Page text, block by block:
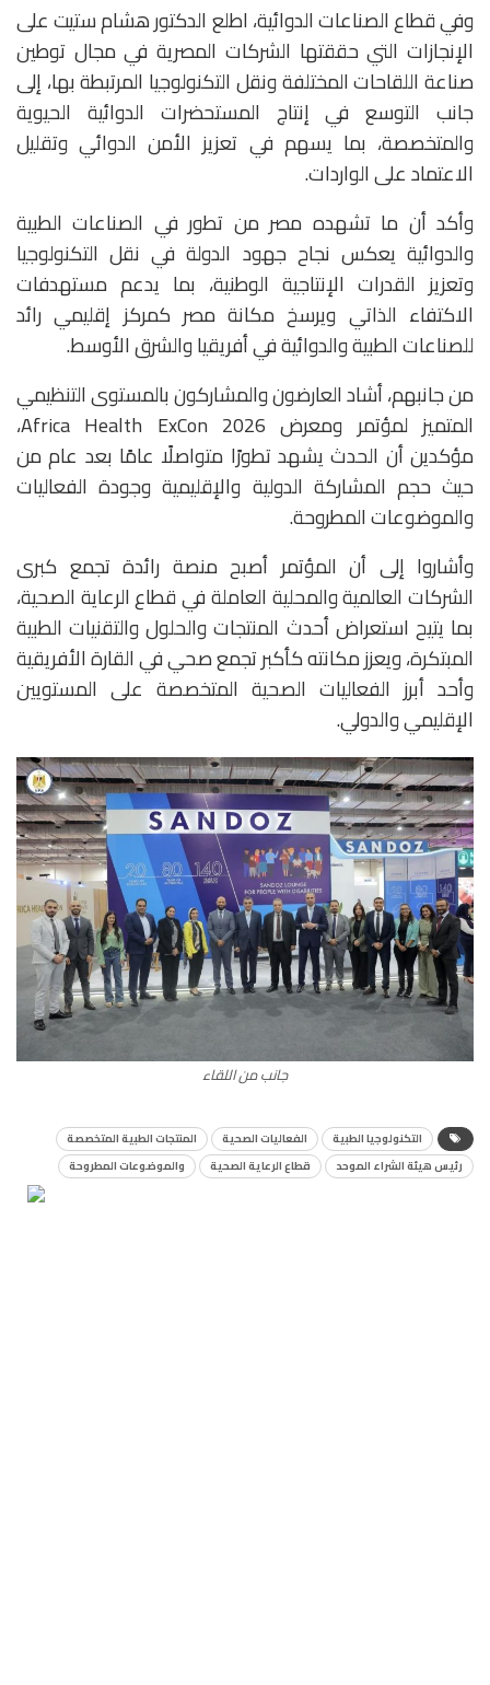
وفي قطاع الصناعات الدوائية، اطلع الدكتور هشام ستيت على
الإنجازات التي حققتها الشركات المصرية في مجال توطين
صناعة اللقاحات المختلفة ونقل التكنولوجيا المرتبطة بها، إلى
جانب التوسع في إنتاج المستحضرات الدوائية الحيوية
والمتخصصة، بما يسهم في تعزيز الأمن الدوائي وتقليل
الاعتماد على الواردات.
وأكد أن ما تشهده مصر من تطور في الصناعات الطبية
والدوائية يعكس نجاح جهود الدولة في نقل التكنولوجيا
وتعزيز القدرات الإنتاجية الوطنية، بما يدعم مستهدفات
الاكتفاء الذاتي ويرسخ مكانة مصر كمركز إقليمي رائد
للصناعات الطبية والدوائية في أفريقيا والشرق الأوسط.
من جانبهم، أشاد العارضون والمشاركون بالمستوى التنظيمي
المتميز لمؤتمر ومعرض Africa Health ExCon 2026،
مؤكدين أن الحدث يشهد تطورًا متواصلًا عامًا بعد عام من
حيث حجم المشاركة الدولية والإقليمية وجودة الفعاليات
والموضوعات المطروحة.
وأشاروا إلى أن المؤتمر أصبح منصة رائدة تجمع كبرى
الشركات العالمية والمحلية العاملة في قطاع الرعاية الصحية،
بما يتيح استعراض أحدث المنتجات والحلول والتقنيات الطبية
المبتكرة، ويعزز مكانته كأكبر تجمع صحي في القارة الأفريقية
وأحد أبرز الفعاليات الصحية المتخصصة على المستويين
الإقليمي والدولي.
جانب من اللقاء
التكنولوجيا الطبية الفعاليات الصحية
المنتجات الطبية المتخصصة
رئيس هيئة الشراء الموحد
قطاع الرعاية الصحية والموضوعات المطروحة